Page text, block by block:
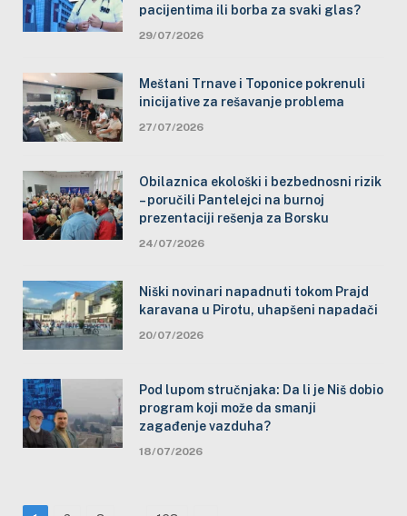
pacijentima ili borba za svaki glas?
29/07/2026
Meštani Trnave i Toponice pokrenuli
inicijative za rešavanje problema
27/07/2026
Obilaznica ekološki i bezbednosni rizik
– poručili Pantelejci na burnoj
prezentaciji rešenja za Borsku
24/07/2026
Niški novinari napadnuti tokom Prajd
karavana u Pirotu, uhapšeni napadači
20/07/2026
Pod lupom stručnjaka: Da li je Niš dobio
program koji može da smanji
zagađenje vazduha?
18/07/2026